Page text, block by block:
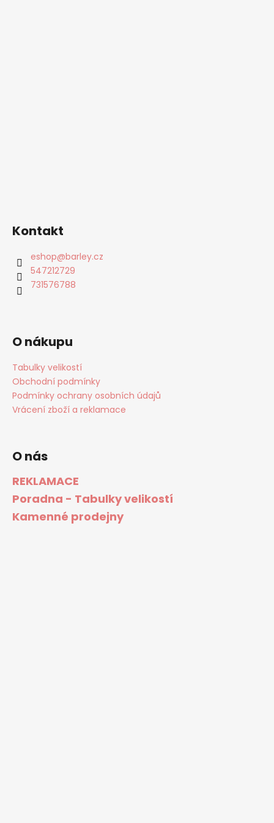
Kontakt
eshop@barley.cz
547212729
731576788
O nákupu
Tabulky velikostí
Obchodní podmínky
Podmínky ochrany osobních údajů
Vrácení zboží a reklamace
O nás
REKLAMACE
Poradna - Tabulky velikostí
Kamenné prodejny